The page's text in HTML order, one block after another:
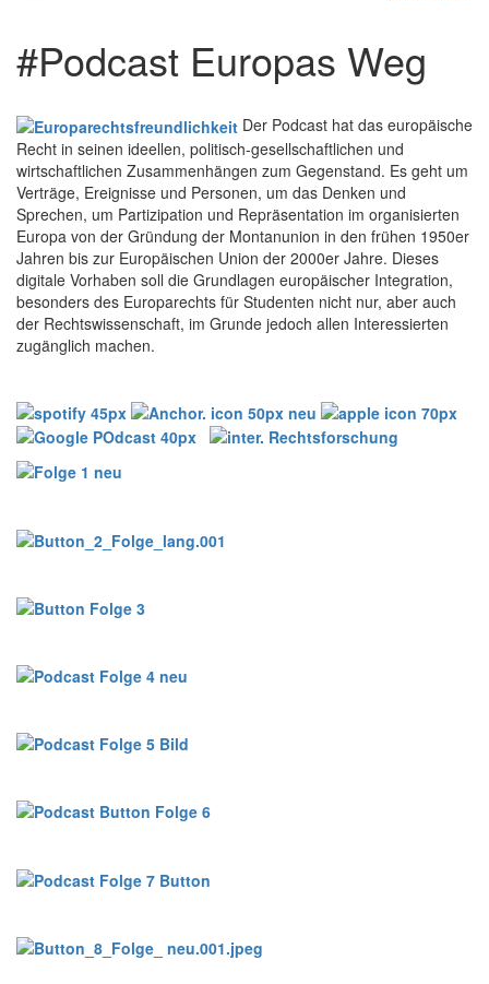
#Podcast Europas Weg
Der Podcast hat das europäische
Recht in seinen ideellen, politisch-gesellschaftlichen und
wirtschaftlichen Zusammenhängen zum Gegenstand. Es geht um
Verträge, Ereignisse und Personen, um das Denken und
Sprechen, um Partizipation und Repräsentation im organisierten
Europa von der Gründung der Montanunion in den frühen 1950er
Jahren bis zur Europäischen Union der 2000er Jahre. Dieses
digitale Vorhaben soll die Grundlagen europäischer Integration,
besonders des Europarechts für Studenten nicht nur, aber auch
der Rechtswissenschaft, im Grunde jedoch allen Interessierten
zugänglich machen.